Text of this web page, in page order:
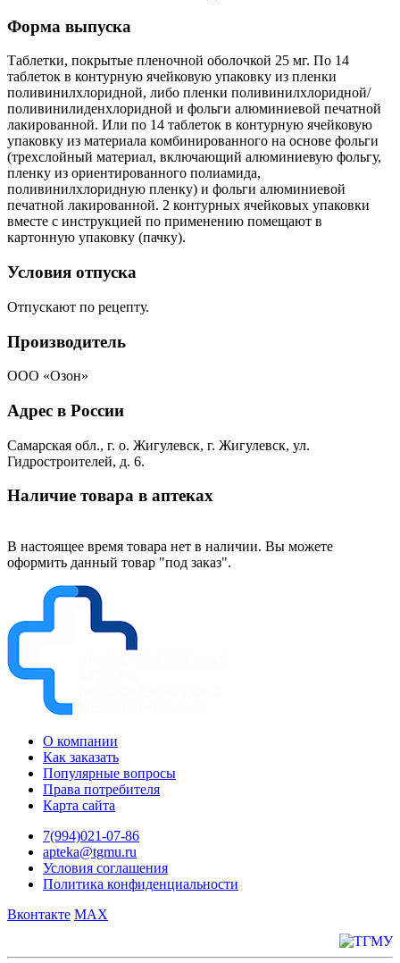
Форма выпуска
Таблетки, покрытые пленочной оболочкой 25 мг. По 14
таблеток в контурную ячейковую упаковку из пленки
поливинилхлоридной, либо пленки поливинилхлоридной/
поливинилиденхлоридной и фольги алюминиевой печатной
лакированной. Или по 14 таблеток в контурную ячейковую
упаковку из материала комбинированного на основе фольги
(трехслойный материал, включающий алюминиевую фольгу,
пленку из ориентированного полиамида,
поливинилхлоридную пленку) и фольги алюминиевой
печатной лакированной. 2 контурных ячейковых упаковки
вместе с инструкцией по применению помещают в
картонную упаковку (пачку).
Условия отпуска
Отпускают по рецепту.
Производитель
ООО «Озон»
Адрес в России
Самарская обл., г. о. Жигулевск, г. Жигулевск, ул.
Гидростроителей, д. 6.
Наличие товара в аптеках
В настоящее время товара нет в наличии. Вы можете
оформить данный товар "под заказ".
О компании
Как заказать
Популярные вопросы
Права потребителя
Карта сайта
7(994)021-07-86
apteka@tgmu.ru
Условия соглашения
Политика конфиденциальности
Вконтакте MAX